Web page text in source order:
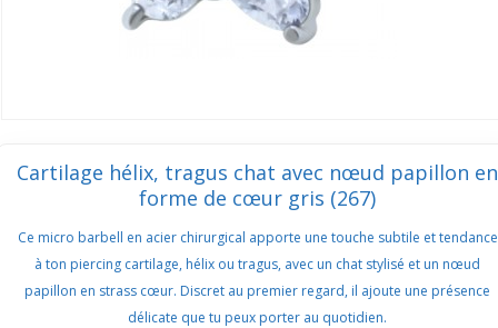
Cartilage hélix, tragus chat avec nœud papillon en
forme de cœur gris (267)
Ce micro barbell en acier chirurgical apporte une touche subtile et tendance
à ton piercing cartilage, hélix ou tragus, avec un chat stylisé et un nœud
papillon en strass cœur. Discret au premier regard, il ajoute une présence
délicate que tu peux porter au quotidien.